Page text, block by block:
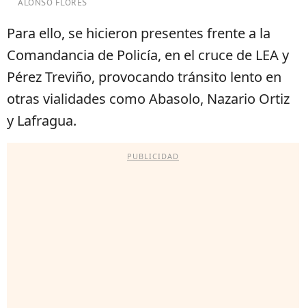
ALONSO FLORES
Para ello, se hicieron presentes frente a la
Comandancia de Policía, en el cruce de LEA y
Pérez Treviño, provocando tránsito lento en
otras vialidades como Abasolo, Nazario Ortiz
y Lafragua.
PUBLICIDAD